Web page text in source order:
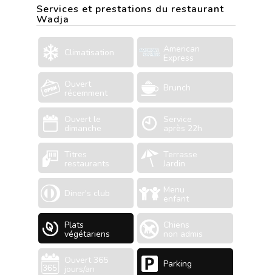
Services et prestations du restaurant
Wadja
Climatisation American
Express
Ouvert
récemment Brunch
Ouvert le
dimanche
Service
après 22h
Titres
restaurants
Terrasse
Jardin
Diner's club Menu
enfant
Plats
végétariens
Chiens
non admis
Ouvert 365
jours/an Parking